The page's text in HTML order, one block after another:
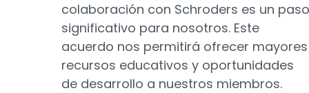
colaboración con Schroders es un paso
significativo para nosotros. Este
acuerdo nos permitirá ofrecer mayores
recursos educativos y oportunidades
de desarrollo a nuestros miembros.